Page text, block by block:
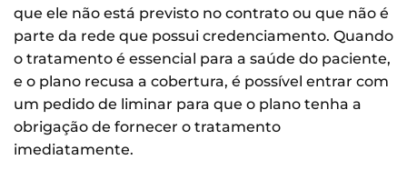
que ele não está previsto no contrato ou que não é
parte da rede que possui credenciamento. Quando
o tratamento é essencial para a saúde do paciente,
e o plano recusa a cobertura, é possível entrar com
um pedido de liminar para que o plano tenha a
obrigação de fornecer o tratamento
imediatamente.